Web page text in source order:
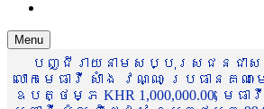
Menu
បញ្ជីរាយនាមសប្បុរសជនជាសម
លោកមេធាវី សាំង វណ្ណៈ ប្រធានគ
ឧបត្ថម្ភ KHR 1,000,000.00,